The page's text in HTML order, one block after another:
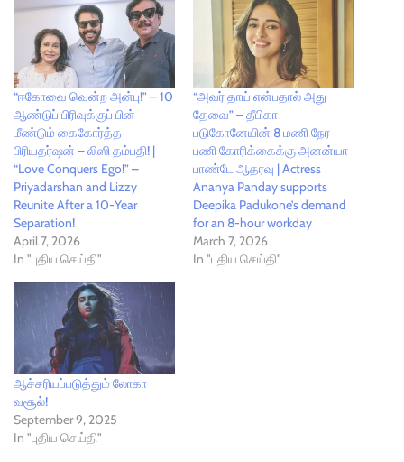
“ஈகோவை வென்ற அன்பு!” – 10
ஆண்டுப் பிரிவுக்குப் பின்
மீண்டும் கைகோர்த்த
பிரியதர்ஷன் – லிஸி தம்பதி! |
“Love Conquers Ego!” –
Priyadarshan and Lizzy
Reunite After a 10-Year
Separation!
April 7, 2026
In "புதிய செய்தி"
“அவர் தாய் என்பதால் அது
தேவை” – தீபிகா
படுகோனேயின் 8 மணி நேர
பணி கோரிக்கைக்கு அனன்யா
பாண்டே ஆதரவு | Actress
Ananya Panday supports
Deepika Padukone’s demand
for an 8-hour workday
March 7, 2026
In "புதிய செய்தி"
ஆச்சரியப்படுத்தும் லோகா
வசூல்!
September 9, 2025
In "புதிய செய்தி"